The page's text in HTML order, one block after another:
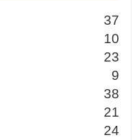
37
10
23
9
38
21
24